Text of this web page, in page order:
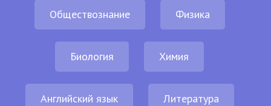
Обществознание Физика
Биология Химия
Английский язык Литература